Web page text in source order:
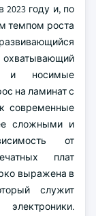
году и, по
темпом роста
охватывающий
и носимые
на ламинат с
современные
сложными и
от
плат
выражена в
служит